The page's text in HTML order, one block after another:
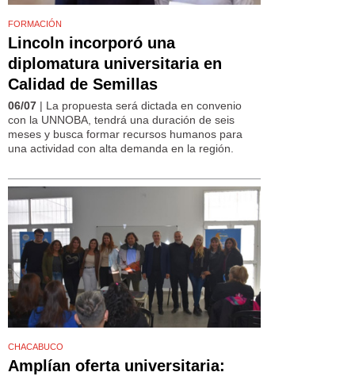
FORMACIÓN
Lincoln incorporó una
diplomatura universitaria en
Calidad de Semillas
06/07 | La propuesta será dictada en convenio
con la UNNOBA, tendrá una duración de seis
meses y busca formar recursos humanos para
una actividad con alta demanda en la región.
CHACABUCO
Amplían oferta universitaria: